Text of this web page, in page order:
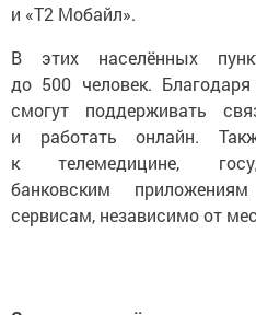
и «Т2 Мобайл».
В этих населённых
до 500 человек.
смогут поддерживать
и работать онлайн.
к телемедицине,
банковским
сервисам, независимо от